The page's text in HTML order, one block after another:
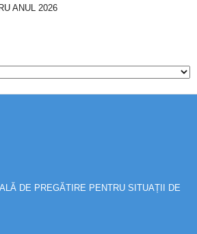
ANUL 2026
DE PREGĂTIRE PENTRU SITUAȚII DE